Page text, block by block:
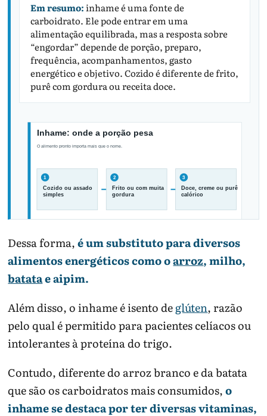
Em resumo:inhame é uma fonte de
carboidrato. Ele pode entrar em uma
alimentação equilibrada, mas a resposta sobre
“engordar” depende de porção, preparo,
frequência, acompanhamentos, gasto
energético e objetivo. Cozido é diferente de frito,
purê com gordura ou receita doce.
O mesmo inhame pode ter impacto
diferente conforme a receita.
Dessa forma,é um substituto para diversos
alimentos energéticos como oarroz, milho,
batatae aipim.
Além disso, o inhame é isento deglúten, razão
pelo qual é permitido para pacientes celíacos ou
intolerantes à proteína do trigo.
Contudo, diferente do arroz branco e da batata
que são os carboidratos mais consumidos,o
inhame se destaca por ter diversas vitaminas,